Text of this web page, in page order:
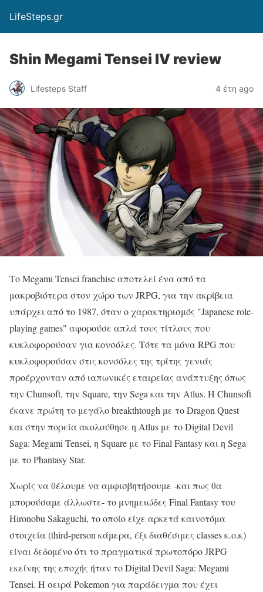
LifeSteps.gr
Shin Megami Tensei IV review
Lifesteps Staff 4 έτη ago
Το Megami Tensei franchise αποτελεί ένα από τα
μακροβιότερα στον χώρο των JRPG, για την ακρίβεια
υπάρχει από το 1987, όταν ο χαρακτηρισμός "Japanese role-
playing games" αφορούσε απλά τους τίτλους που
κυκλοφορούσαν για κονσόλες. Τότε τα μόνα RPG που
κυκλοφορούσαν στις κονσόλες της τρίτης γενιάς
προέρχονταν από ιαπωνικές εταιρείας ανάπτυξης όπως
την Chunsoft, την Square, την Sega και την Atlus. Η Chunsoft
έκανε πρώτη το μεγάλο breakthtough με το Dragon Quest
και στην πορεία ακολούθησε η Atlus με το Digital Devil
Saga: Megami Tensei, η Square με το Final Fantasy και η Sega
με το Phantasy Star.
Χωρίς να θέλουμε να αμφισβητήσουμε -και πως θα
μπορούσαμε άλλωστε- το μνημειώδες Final Fantasy του
Hironobu Sakaguchi, το οποίο είχε αρκετά καινοτόμα
στοιχεία (third-person κάμερα, έξι διαθέσιμες classes κ.ο.κ)
είναι δεδομένο ότι το πραγματικά πρωτοπόρο JRPG
εκείνης της εποχής ήταν το Digital Devil Saga: Megami
Tensei. Η σειρά Pokemon για παράδειγμα που έχει